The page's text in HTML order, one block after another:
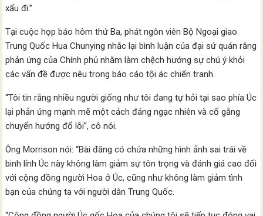
xấu đi.”
Tại cuộc họp báo hôm thứ Ba, phát ngôn viên Bộ Ngoại giao
Trung Quốc Hua Chunying nhắc lại bình luận của đại sứ quán rằng
phản ứng của Chính phủ nhằm làm chệch hướng sự chú ý khỏi
các vấn đề được nêu trong báo cáo tội ác chiến tranh.
“Tôi tin rằng nhiều người giống như tôi đang tự hỏi tại sao phía Úc
lại phản ứng mạnh mẽ một cách đáng ngạc nhiên và cố gắng
chuyển hướng đổ lỗi”, cô nói.
Ông Morrison nói: “Bài đăng có chứa những hình ảnh sai trái về
binh lính Úc này không làm giảm sự tôn trọng và đánh giá cao đối
với cộng đồng người Hoa ở Úc, cũng như không làm giảm tình
bạn của chúng ta với người dân Trung Quốc.